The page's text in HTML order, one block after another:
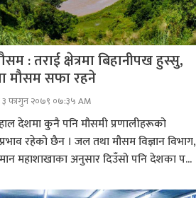
: तराई क्षेत्रमा बिहानीपख हुस्सु,
मौसम सफा रहने
फागुन २०७९ ०७:३५ AM
देशमा कुनै पनि मौसमी प्रणालीहरूको
रहेको छैन । जल तथा मौसम विज्ञान विभाग,
महाशाखाका अनुसार दिउँसो पनि देशका प...